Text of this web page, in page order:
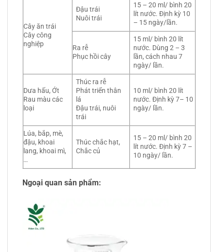
Cây ăn trái
Cây công
nghiệp
Đậu trái
Nuôi trái
15 – 20 ml/ bình 20
lít nước. Định kỳ 10
– 15 ngày/lần.
Ra rễ
Phục hồi cây
15 ml/ bình 20 lít
nước. Dùng 2 – 3
lần, cách nhau 7
ngày/ lần.
Dưa hấu, Ớt
Rau màu các
loại
Thúc ra rễ
Phát triển thân
lá
Đậu trái, nuôi
trái
10 ml/ bình 20 lít
nước. Định kỳ 7– 10
ngày/ lần.
Lúa, bắp, mè,
đậu, khoai
lang, khoai mì,
…
Thúc chắc hạt,
Chắc củ
15 – 20 ml/ bình 20
lít nước. Định kỳ 7 –
10 ngày/ lần.
Ngoại quan sản phẩm: